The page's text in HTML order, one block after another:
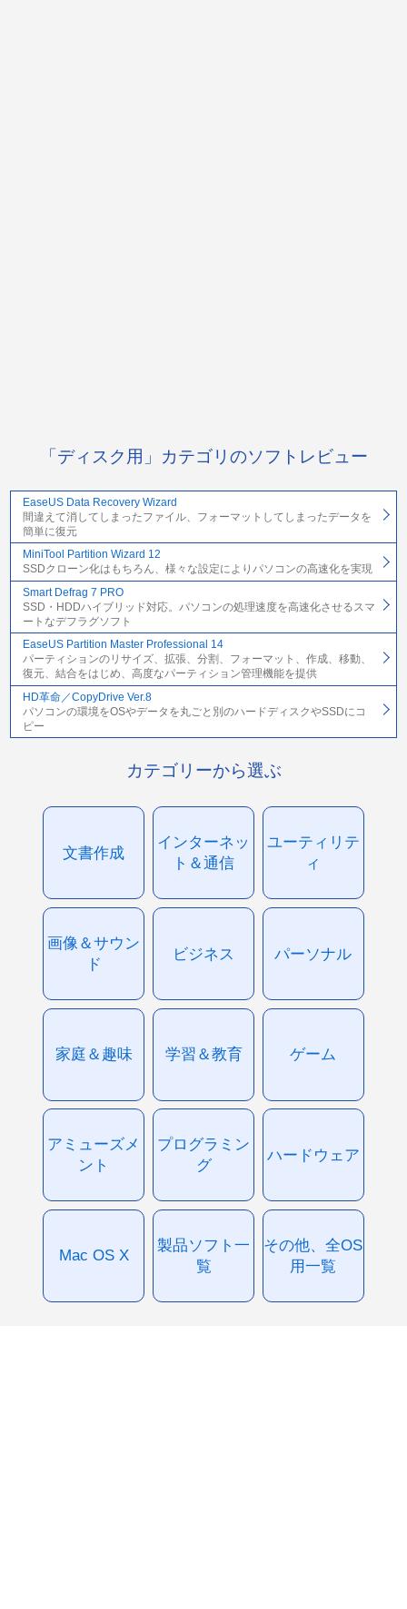
「ディスク用」カテゴリのソフトレビュー
EaseUS Data Recovery Wizard
間違えて消してしまったファイル、フォーマットしてしまったデータを
簡単に復元
MiniTool Partition Wizard 12
SSDクローン化はもちろん、様々な設定によりパソコンの高速化を実現
Smart Defrag 7 PRO
SSD・HDDハイブリッド対応。パソコンの処理速度を高速化させるスマ
ートなデフラグソフト
EaseUS Partition Master Professional 14
パーティションのリサイズ、拡張、分割、フォーマット、作成、移動、
復元、結合をはじめ、高度なパーティション管理機能を提供
HD革命／CopyDrive Ver.8
パソコンの環境をOSやデータを丸ごと別のハードディスクやSSDにコ
ピー
カテゴリーから選ぶ
文書作成
インターネッ
ト＆通信
ユーティリテ
ィ
画像＆サウン
ド
ビジネス パーソナル
家庭＆趣味 学習＆教育 ゲーム
アミューズメ
ント
プログラミン
グ
ハードウェア
Mac OS X
製品ソフト一
覧
その他、全OS
用一覧